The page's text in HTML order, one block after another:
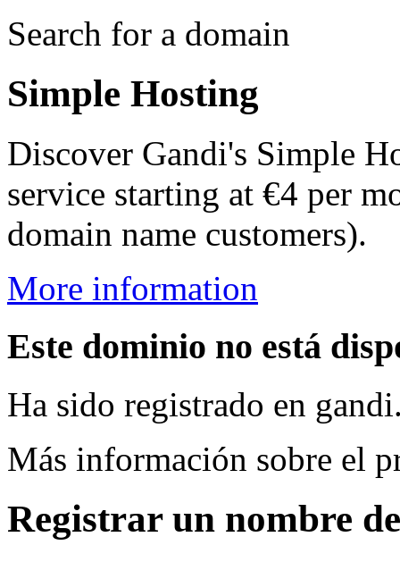
Search for a domain
Simple Hosting
Discover Gandi's Simple
service starting at €4 per
domain name customers).
More information
Este dominio no está
Ha sido registrado en
Más información sobre el
Registrar un nombre